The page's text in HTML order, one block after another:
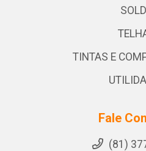
TINTAS E
Fale
(81)